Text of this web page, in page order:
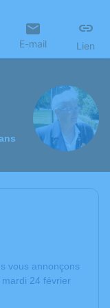
E-mail Lien
vous annonçons
24 février